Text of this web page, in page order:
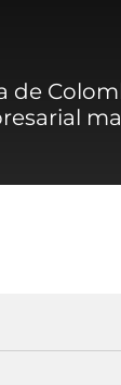
de